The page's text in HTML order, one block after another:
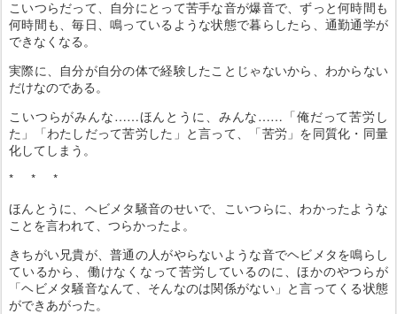
こいつらだって、自分にとって苦手な音が爆音で、ずっと何時間も
何時間も、毎日、鳴っているような状態で暮らしたら、通勤通学が
できなくなる。
実際に、自分が自分の体で経験したことじゃないから、わからない
だけなのである。
こいつらがみんな……ほんとうに、みんな……「俺だって苦労し
た」「わたしだって苦労した」と言って、「苦労」を同質化・同量
化してしまう。
* * *
ほんとうに、ヘビメタ騒音のせいで、こいつらに、わかったような
ことを言われて、つらかったよ。
きちがい兄貴が、普通の人がやらないような音でヘビメタを鳴らし
ているから、働けなくなって苦労しているのに、ほかのやつらが
「ヘビメタ騒音なんて、そんなのは関係がない」と言ってくる状態
ができあがった。